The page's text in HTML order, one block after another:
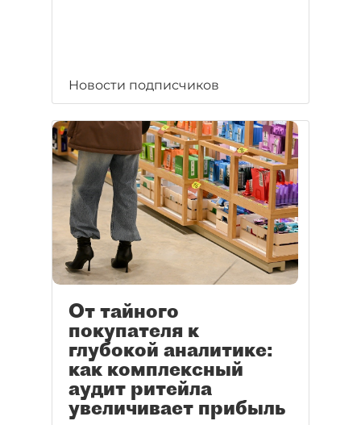
Новости подписчиков
От тайного
покупателя к
глубокой аналитике:
как комплексный
аудит ритейла
увеличивает прибыль